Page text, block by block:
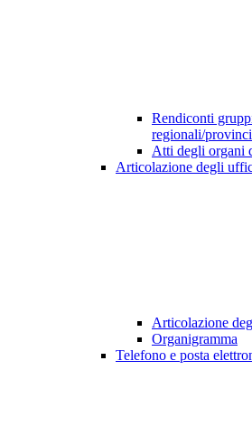
Rendiconti
regionali/
Atti degli organi
Articolazione degli
Articolazione
Organigramma
Telefono e posta